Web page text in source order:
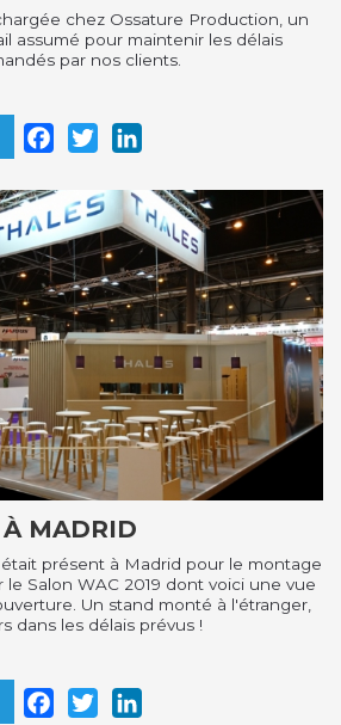
chez Ossature Production, un
assumé pour maintenir les délais
par nos clients.
Facebook
Twitter
MADRID
présent à Madrid pour le montage
le Salon WAC 2019 dont voici une vue
Un stand monté à l'étranger,
dans les délais prévus !
Facebook
Twitter